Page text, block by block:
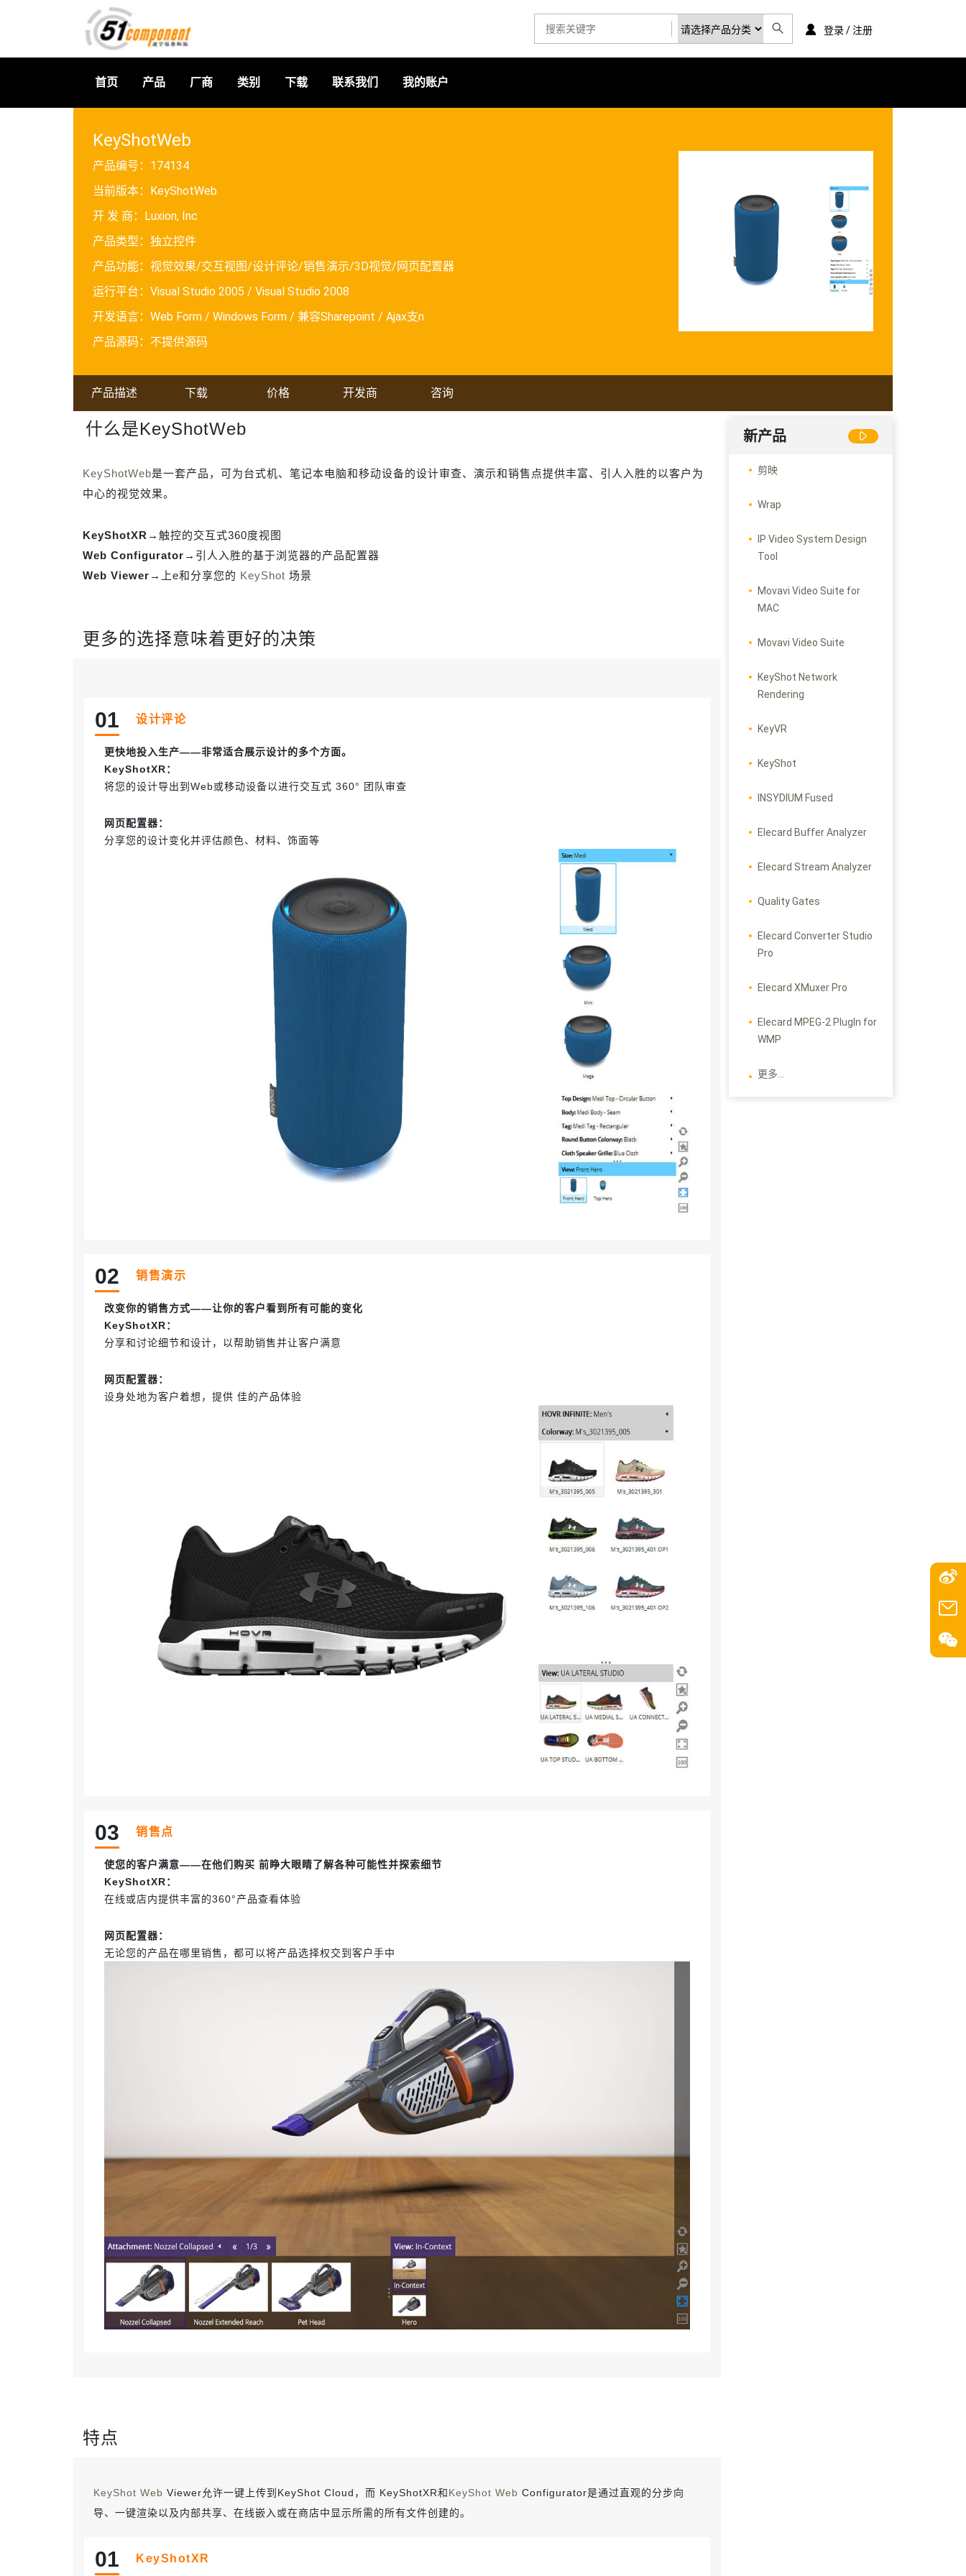
登录 / 注册
首页 产品 厂商 类别 下载 联系我们 我的账户
KeyShotWeb
产品编号： 174134
当前版本：
KeyShotWeb
开 发 商：
Luxion, Inc
产品类型： 独立控件
产品功能： 视觉效果/交互视图/设计评论/销售演示/3D视觉/网页配置器
运行平台： Visual Studio 2005 / Visual Studio 2008
开发语言： Web Form / Windows Form / 兼容Sharepoint / Ajax支n
产品源码： 不提供源码
产品描述 下载 价格 开发商 咨询
什么是KeyShotWeb
KeyShotWeb是一套产品，可为台式机、笔记本电脑和移动设备的设计审查、演示和销售点提供丰富、引人入胜的以客户为
中心的视觉效果。
KeyShotXR→ 触控的交互式360度视图
Web Configurator→ 引人入胜的基于浏览器的产品配置器
Web Viewer→
上e和分享您的 KeyShot 场景
更多的选择意味着更好的决策
01 设计评论
更快地投入生产——非常适合展示设计的多个方面。
KeyShotXR：
将您的设计导出到Web或移动设备以进行交互式 360° 团队审查
网页配置器：
分享您的设计变化并评估颜色、材料、饰面等
02 销售演示
改变你的销售方式——让你的客户看到所有可能的变化
KeyShotXR：
分享和讨论细节和设计，以帮助销售并让客户满意
网页配置器：
设身处地为客户着想，提供 佳的产品体验
03 销售点
使您的客户满意——在他们购买 前睁大眼睛了解各种可能性并探索细节
KeyShotXR：
在线或店内提供丰富的360°产品查看体验
网页配置器：
无论您的产品在哪里销售，都可以将产品选择权交到客户手中
特点
KeyShot Web Viewer允许一键上传到KeyShot Cloud，而 KeyShotXR和KeyShot Web Configurator是通过直观的分步向
导、一键渲染以及内部共享、在线嵌入或在商店中显示所需的所有文件创建的。
01 KeyShotXR
新产品
剪映
Wrap
IP Video System Design
Tool
Movavi Video Suite for
MAC
Movavi Video Suite
KeyShot Network
Rendering
KeyVR
KeyShot
INSYDIUM Fused
Elecard Buffer Analyzer
Elecard Stream Analyzer
Quality Gates
Elecard Converter Studio
Pro
Elecard XMuxer Pro
Elecard MPEG-2 PlugIn for
WMP
更多...